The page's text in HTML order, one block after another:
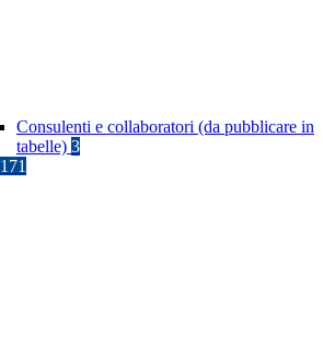
Consulenti e collaboratori (da pubblicare in
tabelle) 3
171